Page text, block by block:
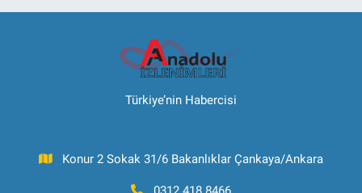
Türkiye’nin Habercisi
Konur 2 Sokak 31/6 Bakanlıklar Çankaya/Ankara